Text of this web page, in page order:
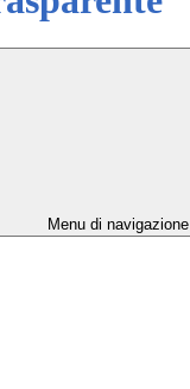
Menu di navigazione